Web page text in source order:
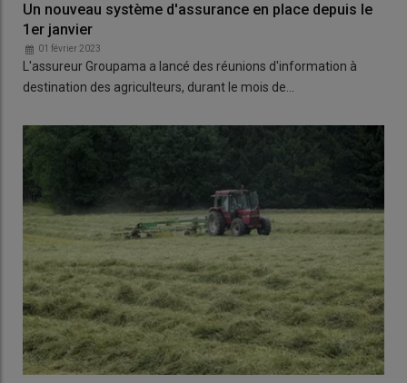
Un nouveau système d'assurance en place depuis le
1er janvier
01 février 2023
L'assureur Groupama a lancé des réunions d'information à
destination des agriculteurs, durant le mois de…